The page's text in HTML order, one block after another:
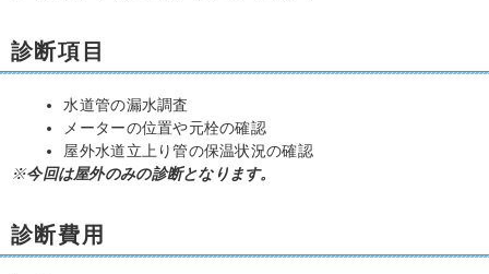
診断項目
水道管の漏水調査
メーターの位置や元栓の確認
屋外水道立上り管の保温状況の確認
※今回は屋外のみの診断となります。
診断費用